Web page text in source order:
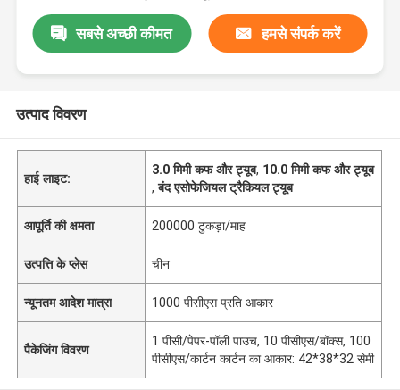
सबसे अच्छी कीमत हमसे संपर्क करें
उत्पाद विवरण
हाई लाइट:
3.0 मिमी कफ और ट्यूब, 10.0 मिमी कफ और ट्यूब
,बंद एसोफेजियल ट्रैकियल ट्यूब
आपूर्ति की क्षमता 200000 टुकड़ा/माह
उत्पत्ति के प्लेस चीन
न्यूनतम आदेश मात्रा 1000 पीसीएस प्रति आकार
पैकेजिंग विवरण
1 पीसी/पेपर-पॉली पाउच, 10 पीसीएस/बॉक्स, 100
पीसीएस/कार्टन कार्टन का आकार: 42*38*32 सेमी